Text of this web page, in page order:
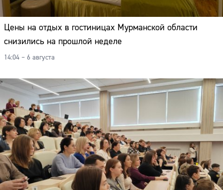
Цены на отдых в гостиницах Мурманской области
снизились на прошлой неделе
14:04 – 6 августа